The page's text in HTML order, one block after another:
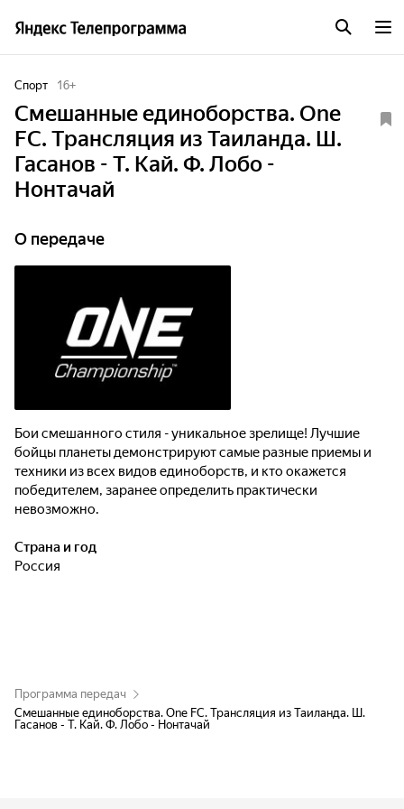
Спорт 16+
Смешанные единоборства. One
FC. Трансляция из Таиланда. Ш.
Гасанов - Т. Кай. Ф. Лобо -
Нонтачай
О передаче
Бои смешанного стиля - уникальное зрелище! Лучшие
бойцы планеты демонстрируют самые разные приемы и
техники из всех видов единоборств, и кто окажется
победителем, заранее определить практически
невозможно.
Страна и год
Россия
Программа передач
Смешанные единоборства. One FC. Трансляция из Таиланда. Ш.
Гасанов - Т. Кай. Ф. Лобо - Нонтачай